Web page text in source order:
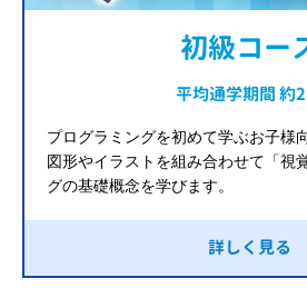
初級コー
平均通学期間 約
プログラミングを初めて学ぶお子様向
図形やイラストを組み合わせて「視
グの基礎概念を学びます。
詳しく見る